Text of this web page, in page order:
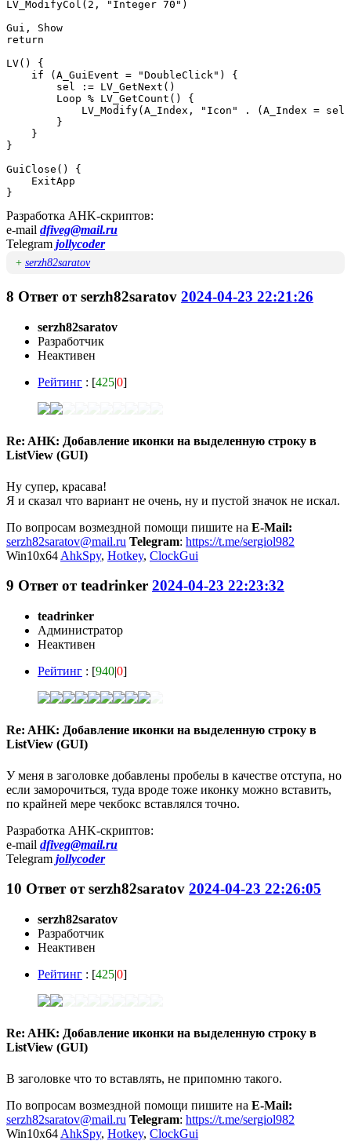
LV_ModifyCol(2, "Integer 70")
Gui, Show
return
LV() {
    if (A_GuiEvent = "DoubleClick") {
        sel := LV_GetNext()
        Loop % LV_GetCount() {
LV_Modify(A_Index, "Icon" . (A_Index = sel
        }
    }
}
GuiClose() {
    ExitApp
}
Разработка AHK-скриптов:
e-mail dfiveg@mail.ru
Telegram jollycoder
+ serzh82saratov
8 Ответ отserzh82saratov 2024-04-23 22:21:26
serzh82saratov
Разработчик
Неактивен
Рейтинг : [425|0]
Re: AHK: Добавление иконки на выделенную строку в
ListView (GUI)
Ну супер, красава!
Я и сказал что вариант не очень, ну и пустой значок не искал.
По вопросам возмездной помощи пишите на E-Mail:
serzh82saratov@mail.ru Telegram: https://t.me/sergiol982
Win10x64 AhkSpy, Hotkey, ClockGui
9 Ответ отteadrinker 2024-04-23 22:23:32
teadrinker
Администратор
Неактивен
Рейтинг : [940|0]
Re: AHK: Добавление иконки на выделенную строку в
ListView (GUI)
У меня в заголовке добавлены пробелы в качестве отступа, но
если заморочиться, туда вроде тоже иконку можно вставить,
по крайней мере чекбокс вставлялся точно.
Разработка AHK-скриптов:
e-mail dfiveg@mail.ru
Telegram jollycoder
10 Ответ отserzh82saratov 2024-04-23 22:26:05
serzh82saratov
Разработчик
Неактивен
Рейтинг : [425|0]
Re: AHK: Добавление иконки на выделенную строку в
ListView (GUI)
В заголовке что то вставлять, не припомню такого.
По вопросам возмездной помощи пишите на E-Mail:
serzh82saratov@mail.ru Telegram: https://t.me/sergiol982
Win10x64 AhkSpy, Hotkey, ClockGui